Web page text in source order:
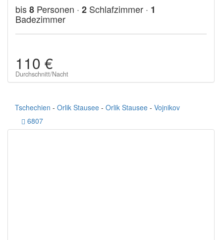
bis8 Personen · 2 Schlafzimmer · 1
Badezimmer
110 €
Durchschnitt/Nacht
Tschechien - Orlik Stausee - Orlik Stausee - Vojnikov
6807